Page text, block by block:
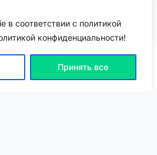
в соответствии с политикой
конфиденциальности!
Принять все
ВХОД | РЕГИСТРАЦИЯ